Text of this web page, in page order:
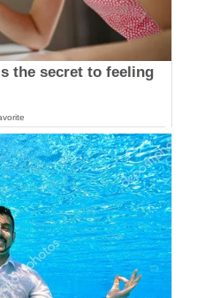
the secret to feeling